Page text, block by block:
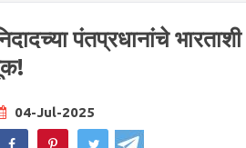
पंतप्रधानांचे
04-Jul-2025
WhatsApp